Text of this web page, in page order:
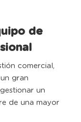
de
comercial,
gran
un
de una mayor